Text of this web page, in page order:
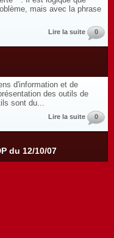
mais avec la phrase
Lire la suite 0
d'information et de
des outils de
sont du...
Lire la suite 0
du 12/10/07